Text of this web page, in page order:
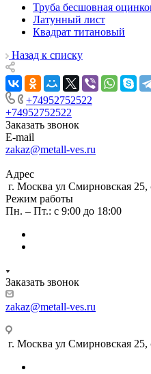
Труба бесшовная
Латунный лист
Квадрат титановый
Назад к списку
+74952752522
+74952752522
Заказать звонок
E-mail
zakaz@metall-ves.ru
Адрес
г. Москва ул Смирновская 25,
Режим работы
Пн. – Пт.: с 9:00 до 18:00
Заказать звонок
zakaz@metall-ves.ru
г. Москва ул Смирновская 25,